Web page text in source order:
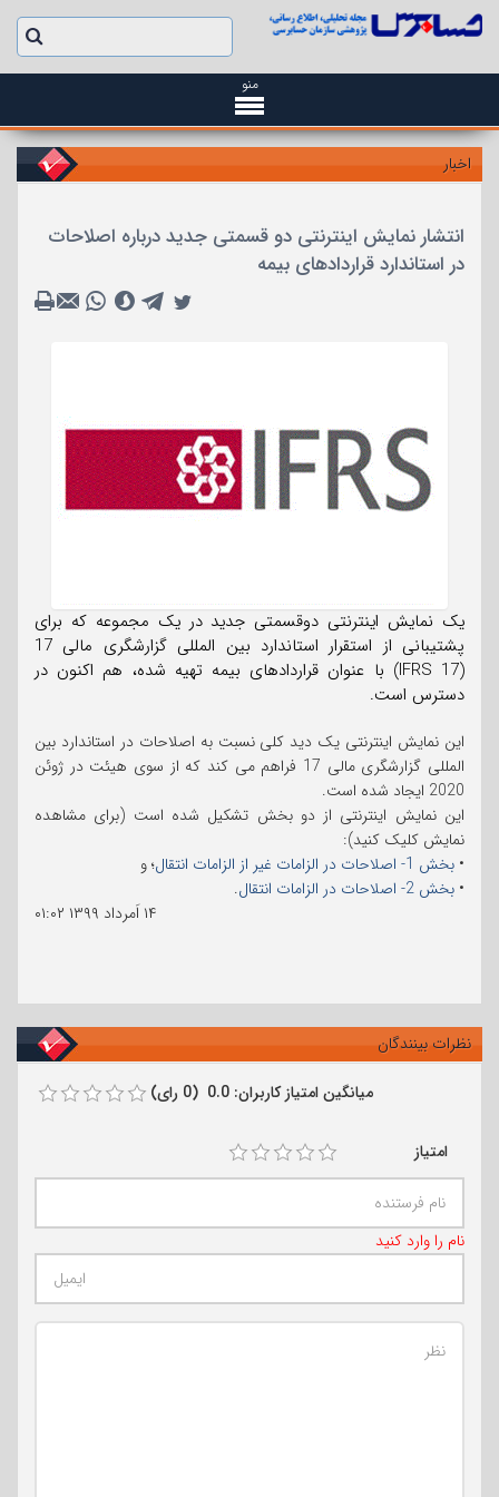
منو
اخبار
انتشار نمایش اینترنتی دو قسمتی جدید درباره اصلاحات
در استاندارد قراردادهای بیمه
یک نمایش اینترنتی دوقسمتی جدید در یک مجموعه که برای
پشتیبانی از استقرار استاندارد بین المللی گزارشگری مالی 17
(IFRS 17) با عنوان قراردادهای بیمه تهیه شده، هم اکنون در
دسترس است.
این نمایش اینترنتی یک دید کلی نسبت به اصلاحات در استاندارد بین
المللی گزارشگری مالی 17 فراهم می کند که از سوی هیئت در ژوئن
2020 ایجاد شده است.
این نمایش اینترنتی از دو بخش تشکیل شده است (برای مشاهده
نمایش کلیک کنید):
• بخش 1- اصلاحات در الزامات غیر از الزامات انتقال
؛ و
• بخش 2- اصلاحات در الزامات انتقال
.
۱۴ اَمرداد ۱۳۹۹
۰۱:۰۲
نظرات بینندگان
میانگین امتیاز کاربران: 0.0 (0 رای)
امتیاز
نام را وارد کنید